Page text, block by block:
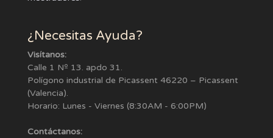
¿Necesitas Ayuda?
Visítanos:
Calle 1 Nº 13. apdo 31.
Polígono industrial de Picassent 46220 – Picassent
(Valencia).
Horario: Lunes - Viernes (8:30AM - 6:00PM)
Contáctanos: